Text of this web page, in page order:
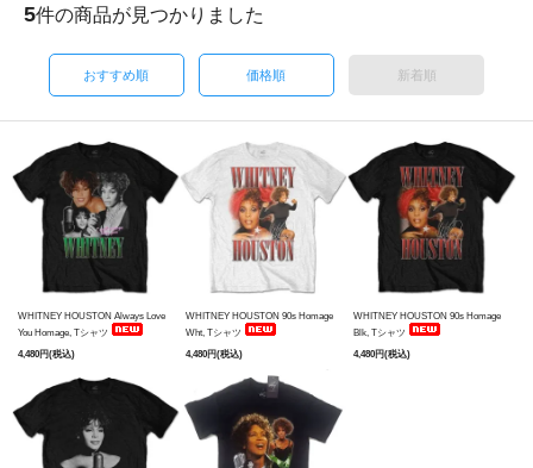
5件の商品が見つかりました
おすすめ順 価格順 新着順
WHITNEY HOUSTON Always Love
You Homage, Tシャツ
4,480円(税込)
WHITNEY HOUSTON 90s Homage
Wht, Tシャツ
4,480円(税込)
WHITNEY HOUSTON 90s Homage
Blk, Tシャツ
4,480円(税込)